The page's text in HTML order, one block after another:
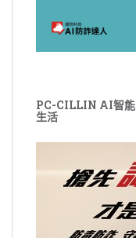
PC-CILLIN AI智能
生活